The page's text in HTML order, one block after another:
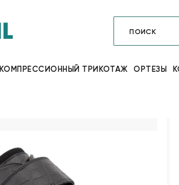
КОМПРЕССИОННЫЙ ТРИКОТАЖ ОРТЕЗЫ